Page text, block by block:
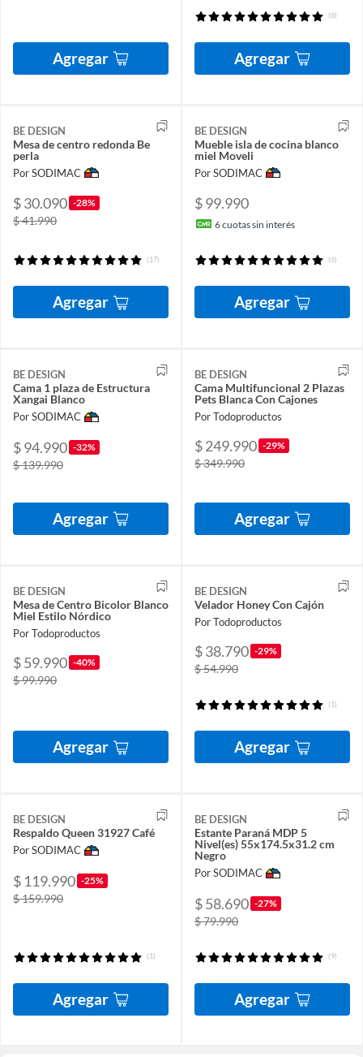
Agregar
(6)
Agregar
BE DESIGN
Mesa de centro redonda Be
perla
Por SODIMAC
$ 30.090 -28%
$ 41.990
(17)
Agregar
BE DESIGN
Mueble isla de cocina blanco
miel Moveli
Por SODIMAC
$ 99.990
6cuotas sin interés
(6)
Agregar
BE DESIGN
Cama 1 plaza de Estructura
Xangai Blanco
Por SODIMAC
$ 94.990 -32%
$ 139.990
Agregar
BE DESIGN
Cama Multifuncional 2 Plazas
Pets Blanca Con Cajones
Por Todoproductos
$ 249.990 -29%
$ 349.990
Agregar
BE DESIGN
Mesa de Centro Bicolor Blanco
Miel Estilo Nórdico
Por Todoproductos
$ 59.990 -40%
$ 99.990
Agregar
BE DESIGN
Velador Honey Con Cajón
Por Todoproductos
$ 38.790 -29%
$ 54.990
(1)
Agregar
BE DESIGN
Respaldo Queen 31927 Café
Por SODIMAC
$ 119.990 -25%
$ 159.990
(1)
Agregar
BE DESIGN
Estante Paraná MDP 5
Nivel(es) 55x174.5x31.2 cm
Negro
Por SODIMAC
$ 58.690 -27%
$ 79.990
(9)
Agregar